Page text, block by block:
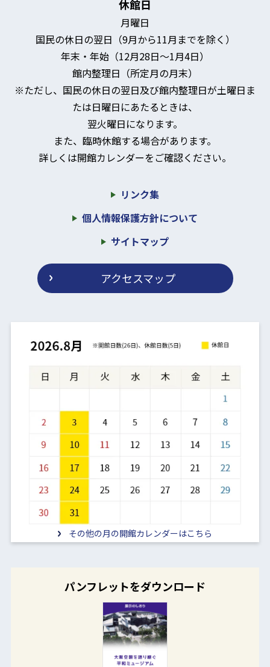
休館日
月曜日
国民の休日の翌日（9月から11月までを除く）
年末・年始（12月28日～1月4日）
館内整理日（所定月の月末）
※ただし、国民の休日の翌日及び館内整理日が土曜日ま
たは日曜日にあたるときは、
翌火曜日になります。
また、臨時休館する場合があります。
詳しくは開館カレンダーをご確認ください。
リンク集
個人情報保護方針について
サイトマップ
その他の月の開館カレンダーはこちら
アクセスマップ
パンフレットをダウンロード